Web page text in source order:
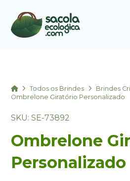
HomeTodos os Brindes
Brindes
Ombrelone Giratório Personalizado
SKU: SE-73892
Ombrelone
Personalizado